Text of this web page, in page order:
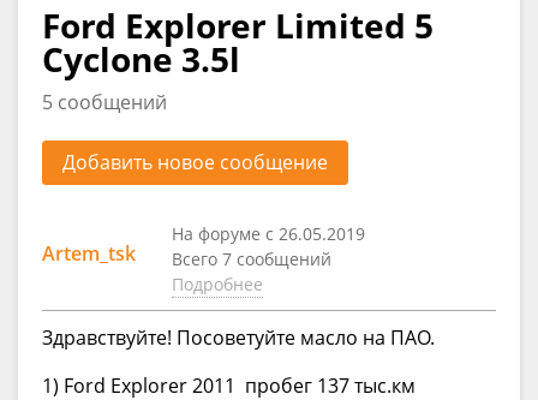
Ford Explorer Limited 5
Cyclone 3.5l
5 сообщений
Добавить новое сообщение
Artem_tsk
На форуме с 26.05.2019
Всего 7 сообщений
Подробнее
Здравствуйте! Посоветуйте масло на ПАО.
1) Ford Explorer 2011 пробег 137 тыс.км